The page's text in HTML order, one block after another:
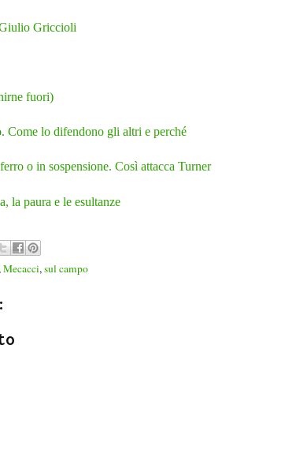
Griccioli
fuori)
Come lo difendono gli altri e perché
o in sospensione. Così attacca Turner
la paura e le esultanze
Mecacci, sul campo